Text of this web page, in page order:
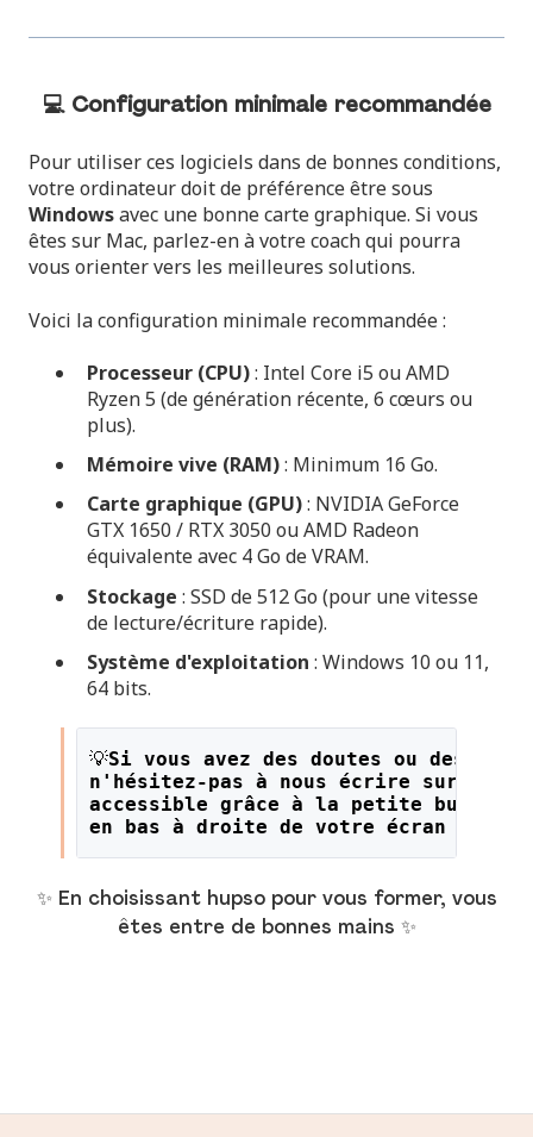
💻 Configuration minimale recommandée
Pour utiliser ces logiciels dans de bonnes conditions,
votre ordinateur doit de préférence être sous
Windowsavec une bonne carte graphique. Si vous
êtes sur Mac, parlez-en à votre coach qui pourra
vous orienter vers les meilleures solutions.
Voici la configuration minimale recommandée :
Processeur (CPU): Intel Core i5 ou AMD
Ryzen 5 (de génération récente, 6 cœurs ou
plus).
Mémoire vive (RAM): Minimum 16 Go.
Carte graphique (GPU): NVIDIA GeForce
GTX 1650 / RTX 3050 ou AMD Radeon
équivalente avec 4 Go de VRAM.
Stockage : SSD de 512 Go (pour une vitesse
de lecture/écriture rapide).
Système d'exploitation : Windows 10 ou 11,
64 bits.
💡Si vous avez des doutes ou des
n'hésitez-pas à nous écrire sur le
accessible grâce à la petite bulle
en bas à droite de votre écran !
✨ En choisissant hupso pour vous former, vous
êtes entre de bonnes mains ✨